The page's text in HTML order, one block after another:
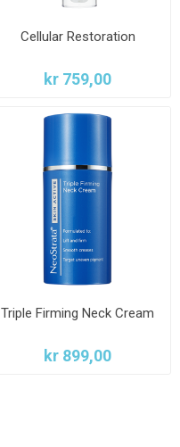
Cellular Restoration
kr 759,00
Triple Firming Neck Cream
kr 899,00